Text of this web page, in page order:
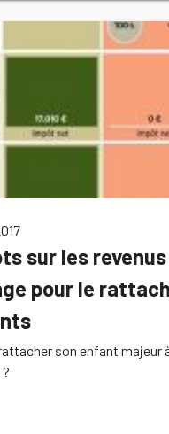
sur les
pour le
son enfant majeur